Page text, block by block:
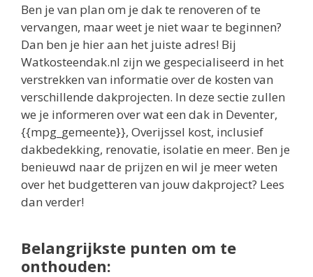
Ben je van plan om je dak te renoveren of te
vervangen, maar weet je niet waar te beginnen?
Dan ben je hier aan het juiste adres! Bij
Watkosteendak.nl zijn we gespecialiseerd in het
verstrekken van informatie over de kosten van
verschillende dakprojecten. In deze sectie zullen
we je informeren over wat een dak in Deventer,
{{mpg_gemeente}}, Overijssel kost, inclusief
dakbedekking, renovatie, isolatie en meer. Ben je
benieuwd naar de prijzen en wil je meer weten
over het budgetteren van jouw dakproject? Lees
dan verder!
Belangrijkste punten om te
onthouden: